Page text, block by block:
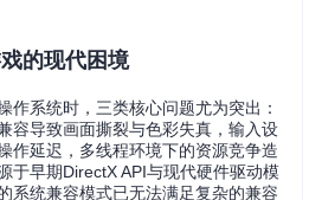
的现代困境
作系统时，三类核心问题尤为突出：
容导致画面撕裂与色彩失真，输入设
作延迟，多线程环境下的资源竞争造
于早期DirectX API与现代硬件驱动模
系统兼容模式已无法满足复杂的兼容